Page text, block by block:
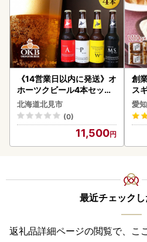
《14営業日以内に発送》オ
ホーツクビール4本セット
( 飲料 飲み物 お酒 ビール
クラフトビール 瓶ビール
贈答 ギフト 贈り物 お中元
御中元 お歳暮 御歳暮 お祝
い プレゼント モルトビー
北海道北見市
(0)
11,500
創
ス
み
惣
ン
愛
最近チェック
返礼品詳細ページの閲覧で、こ